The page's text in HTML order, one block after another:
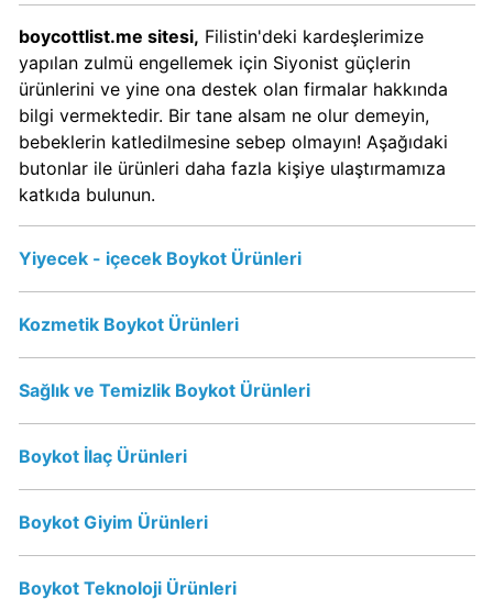
Lay's
Boykot
mu?
Lay's
Kimin
Sahibi
Kim?
Boykot
mu?
Nestle
Kim?
Nesquik
boykot
mu?
boycottlist.me sitesi, Filistin'deki kardeşlerimize
yapılan zulmü engellemek için Siyonist güçlerin
ürünlerini ve yine ona destek olan firmalar hakkında
bilgi vermektedir. Bir tane alsam ne olur demeyin,
bebeklerin katledilmesine sebep olmayın! Aşağıdaki
butonlar ile ürünleri daha fazla kişiye ulaştırmamıza
katkıda bulunun.
Yiyecek - içecek Boykot Ürünleri
Kozmetik Boykot Ürünleri
Sağlık ve Temizlik Boykot Ürünleri
Boykot İlaç Ürünleri
Boykot Giyim Ürünleri
Boykot Teknoloji Ürünleri